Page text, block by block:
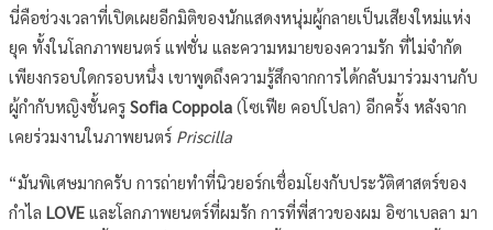
นี่คือช่วงเวลาที่เปิดเผยอีกมิติของนักแสดงหนุ่มผู้กลายเป็นเสียงใหม่แห่ง
ยุค ทั้งในโลกภาพยนตร์ แฟชั่น และความหมายของความรัก ที่ไม่จำกัด
เพียงกรอบใดกรอบหนึ่ง เขาพูดถึงความรู้สึกจากการได้กลับมาร่วมงานกับ
ผู้กำกับหญิงชั้นครู Sofia Coppola (โซเฟีย คอปโปลา) อีกครั้ง หลังจาก
เคยร่วมงานในภาพยนตร์ Priscilla
“มันพิเศษมากครับ การถ่ายทำที่นิวยอร์กเชื่อมโยงกับประวัติศาสตร์ของ
กำไล LOVE และโลกภาพยนตร์ที่ผมรัก การที่พี่สาวของผม อิซาเบลลา มา